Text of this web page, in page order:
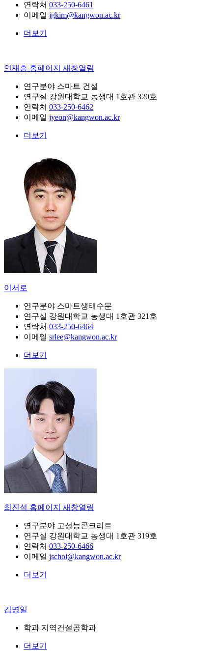
연락처 033-250-6461
이메일 jgkim@kangwon.ac.kr
더보기
연재흠 홈페이지 새창열림
연구분야 스마트 건설
연구실 강원대학교 농생대 1호관 320호
연락처 033-250-6462
이메일 jyeon@kangwon.ac.kr
더보기
이서로
연구분야 스마트생태수문
연구실 강원대학교 농생대 1호관 321호
연락처 033-250-6464
이메일 srlee@kangwon.ac.kr
더보기
최진석 홈페이지 새창열림
연구분야 고성능콘크리트
연구실 강원대학교 농생대 1호관 319호
연락처 033-250-6466
이메일 jschoi@kangwon.ac.kr
더보기
김명일
학과 지역건설공학과
더보기